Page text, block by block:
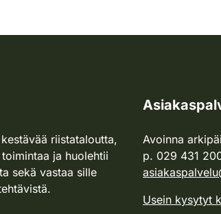
riistataloutta,
ja huolehtii
sekä vastaa sille
Avoinna
p. 029 431
Usein kysytyt